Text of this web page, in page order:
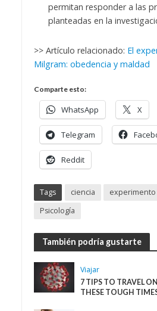
permitan responder a las
planteadas en la
>> Artículo relacionado: El
Milgram: obedencia y maldad
Comparte esto:
WhatsApp X
Telegram
Reddit
Tags ciencia experimento
Psicología
También podría gustarte
Viajar
7 TIPS TO TRAVEL
THESE TOUGH